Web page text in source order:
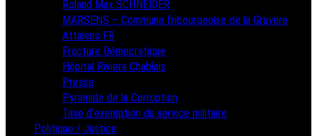
Roland Max SCHNEIDER
MARSENS – Commune fribourgeoise de la Gruyère
Attalens FR
Fracture Démocratique
Hôpital Riviera Chablais
Presse
Pyramide de la Corruption
Taxe d’exemption du service militaire
Politique / Justice